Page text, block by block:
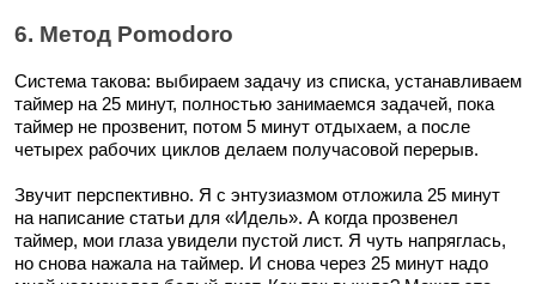
6. Метод Pomodoro
Система такова: выбираем задачу из списка, устанавливаем
таймер на 25 минут, полностью занимаемся задачей, пока
таймер не прозвенит, потом 5 минут отдыхаем, а после
четырех рабочих циклов делаем получасовой перерыв.
Звучит перспективно. Я с энтузиазмом отложила 25 минут
на написание статьи для «Идель». А когда прозвенел
таймер, мои глаза увидели пустой лист. Я чуть напряглась,
но снова нажала на таймер. И снова через 25 минут надо